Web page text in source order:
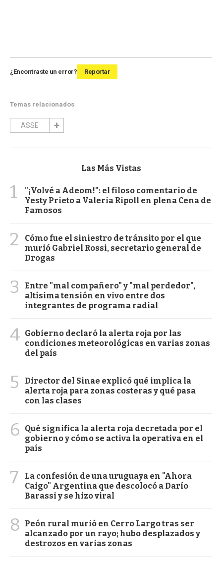
¿Encontraste un error? Reportar
Temas relacionados
ASSE
Las Más Vistas
1
"¡Volvé a Adeom!": el filoso comentario de
Yesty Prieto a Valeria Ripoll en plena Cena de
Famosos
2
Cómo fue el siniestro de tránsito por el que
murió Gabriel Rossi, secretario general de
Drogas
3
Entre "mal compañero" y "mal perdedor",
altísima tensión en vivo entre dos
integrantes de programa radial
4 Gobierno declaró la alerta roja por las
condiciones meteorológicas en varias zonas
del país
5
Director del Sinae explicó qué implica la
alerta roja para zonas costeras y qué pasa
con las clases
6
Qué significa la alerta roja decretada por el
gobierno y cómo se activa la operativa en el
país
7
La confesión de una uruguaya en "Ahora
Caigo" Argentina que descolocó a Darío
Barassi y se hizo viral
8
Peón rural murió en Cerro Largo tras ser
alcanzado por un rayo; hubo desplazados y
destrozos en varias zonas